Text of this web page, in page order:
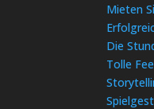
Mieten
Die
Tolle